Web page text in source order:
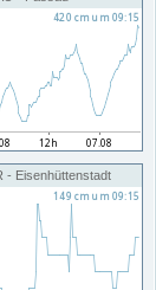
- Eisenhüttenstadt